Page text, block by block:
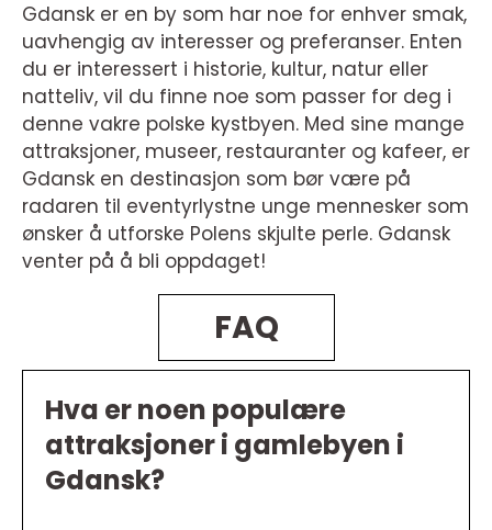
Gdansk er en by som har noe for enhver smak,
uavhengig av interesser og preferanser. Enten
du er interessert i historie, kultur, natur eller
natteliv, vil du finne noe som passer for deg i
denne vakre polske kystbyen. Med sine mange
attraksjoner, museer, restauranter og kafeer, er
Gdansk en destinasjon som bør være på
radaren til eventyrlystne unge mennesker som
ønsker å utforske Polens skjulte perle. Gdansk
venter på å bli oppdaget!
FAQ
Hva er noen populære
attraksjoner i gamlebyen i
Gdansk?